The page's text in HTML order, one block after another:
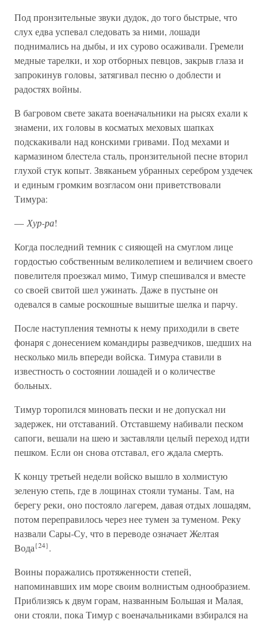
Под пронзительные звуки дудок, до того быстрые, что
слух едва успевал следовать за ними, лошади
поднимались на дыбы, и их сурово осаживали. Гремели
медные тарелки, и хор отборных певцов, закрыв глаза и
запрокинув головы, затягивал песню о доблести и
радостях войны.
В багровом свете заката военачальники на рысях ехали к
знамени, их головы в косматых меховых шапках
подскакивали над конскими гривами. Под мехами и
кармазином блестела сталь, пронзительной песне вторил
глухой стук копыт. Звяканьем убранных серебром уздечек
и единым громким возгласом они приветствовали
Тимура:
— Хур-ра!
Когда последний темник с сияющей на смуглом лице
гордостью собственным великолепием и величием своего
повелителя проезжал мимо, Тимур спешивался и вместе
со своей свитой шел ужинать. Даже в пустыне он
одевался в самые роскошные вышитые шелка и парчу.
После наступления темноты к нему приходили в свете
фонаря с донесением командиры разведчиков, шедших на
несколько миль впереди войска. Тимура ставили в
известность о состоянии лошадей и о количестве
больных.
Тимур торопился миновать пески и не допускал ни
задержек, ни отставаний. Отставшему набивали песком
сапоги, вешали на шею и заставляли целый переход идти
пешком. Если он снова отставал, его ждала смерть.
К концу третьей недели войско вышло в холмистую
зеленую степь, где в лощинах стояли туманы. Там, на
берегу реки, оно постояло лагерем, давая отдых лошадям,
потом переправилось через нее тумен за туменом. Реку
назвали Сары-Су, что в переводе означает Желтая
Вода{24}.
Воины поражались протяженности степей,
напоминавших им море своим волнистым однообразием.
Приблизясь к двум горам, названным Большая и Малая,
они стояли, пока Тимур с военачальниками взбирался на